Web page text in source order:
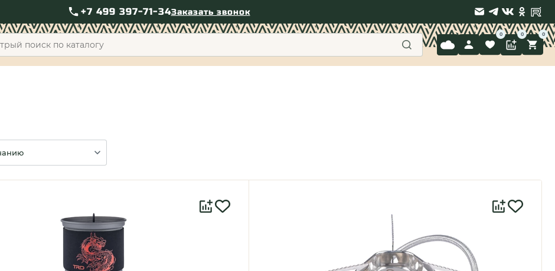
+7 499 397-71-34Заказать звонок